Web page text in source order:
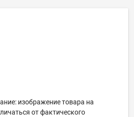
изображение товара на
от фактического